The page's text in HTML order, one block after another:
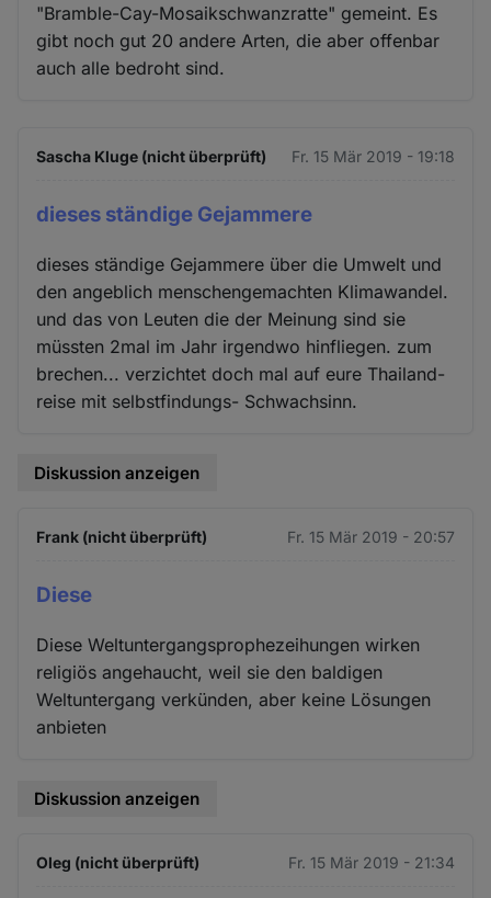
"Bramble-Cay-Mosaikschwanzratte" gemeint. Es
gibt noch gut 20 andere Arten, die aber offenbar
auch alle bedroht sind.
Sascha Kluge (nicht überprüft) Fr. 15 Mär 2019 - 19:18
dieses ständige Gejammere
dieses ständige Gejammere über die Umwelt und
den angeblich menschengemachten Klimawandel.
und das von Leuten die der Meinung sind sie
müssten 2mal im Jahr irgendwo hinfliegen. zum
brechen... verzichtet doch mal auf eure Thailand-
reise mit selbstfindungs- Schwachsinn.
Diskussion anzeigen
Frank (nicht überprüft) Fr. 15 Mär 2019 - 20:57
Diese
Diese Weltuntergangsprophezeihungen wirken
religiös angehaucht, weil sie den baldigen
Weltuntergang verkünden, aber keine Lösungen
anbieten
Diskussion anzeigen
Oleg (nicht überprüft) Fr. 15 Mär 2019 - 21:34